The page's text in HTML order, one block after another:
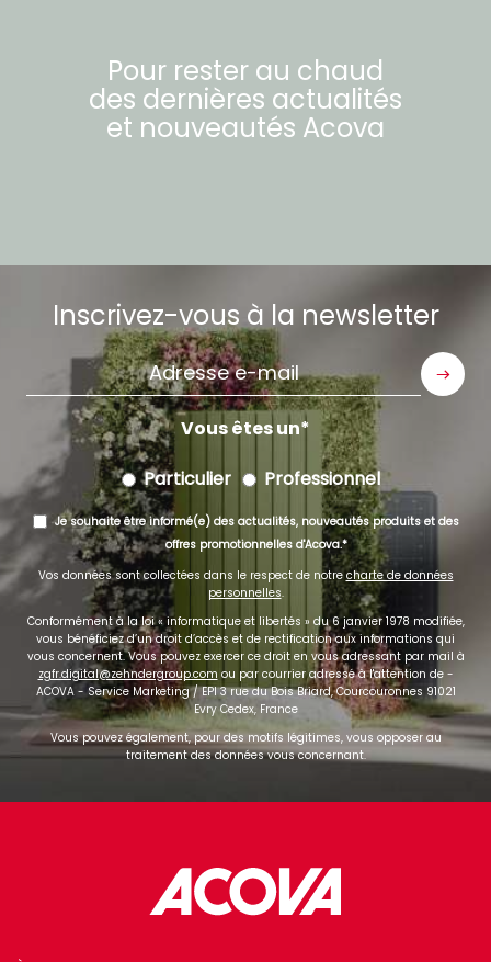
Pour rester au chaud
des dernières actualités
et nouveautés Acova
Inscrivez-vous à la newsletter
Adresse
e-
mail
Vous êtes un
Particulier
Professionnel
Je souhaite être informé(e) des actualités, nouveautés produits et des
offres promotionnelles d'Acova.
Vos données sont collectées dans le respect de notre charte de données
personnelles.
Conformément à la loi « informatique et libertés » du 6 janvier 1978 modifiée,
vous bénéficiez d’un droit d’accès et de rectification aux informations qui
vous concernent. Vous pouvez exercer ce droit en vous adressant par mail à
zgfr.digital@zehndergroup.com ou par courrier adressé à l'attention de -
ACOVA - Service Marketing / EPI 3 rue du Bois Briard, Courcouronnes 91021
Evry Cedex, France
Vous pouvez également, pour des motifs légitimes, vous opposer au
traitement des données vous concernant.